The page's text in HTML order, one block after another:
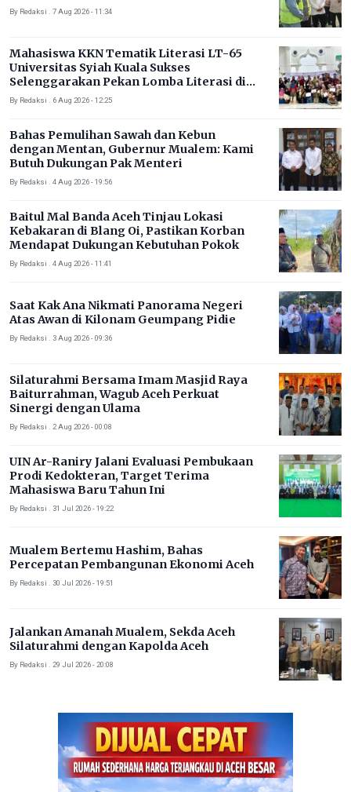
By Redaksi . 7 Aug 2026 - 11:34
Mahasiswa KKN Tematik Literasi LT-65
Universitas Syiah Kuala Sukses
Selenggarakan Pekan Lomba Literasi di
Gampong Rhieng Blang
By Redaksi . 6 Aug 2026 - 12:25
Bahas Pemulihan Sawah dan Kebun
dengan Mentan, Gubernur Mualem: Kami
Butuh Dukungan Pak Menteri
By Redaksi . 4 Aug 2026 - 19:56
Baitul Mal Banda Aceh Tinjau Lokasi
Kebakaran di Blang Oi, Pastikan Korban
Mendapat Dukungan Kebutuhan Pokok
By Redaksi . 4 Aug 2026 - 11:41
Saat Kak Ana Nikmati Panorama Negeri
Atas Awan di Kilonam Geumpang Pidie
By Redaksi . 3 Aug 2026 - 09:36
Silaturahmi Bersama Imam Masjid Raya
Baiturrahman, Wagub Aceh Perkuat
Sinergi dengan Ulama
By Redaksi . 2 Aug 2026 - 00:08
UIN Ar-Raniry Jalani Evaluasi Pembukaan
Prodi Kedokteran, Target Terima
Mahasiswa Baru Tahun Ini
By Redaksi . 31 Jul 2026 - 19:22
Mualem Bertemu Hashim, Bahas
Percepatan Pembangunan Ekonomi Aceh
By Redaksi . 30 Jul 2026 - 19:51
Jalankan Amanah Mualem, Sekda Aceh
Silaturahmi dengan Kapolda Aceh
By Redaksi . 29 Jul 2026 - 20:08